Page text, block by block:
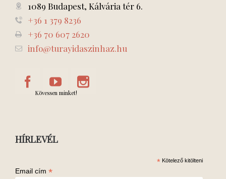
1089 Budapest, Kálvária tér 6.
+36 1 379 8236
+36 70 607 2620
info@turayidaszinhaz.hu
Kövessen minket!
HÍRLEVÉL
* Kötelező kitölteni
Email cím *